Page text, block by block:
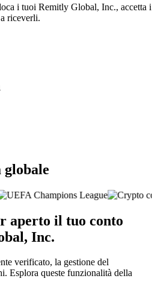
i tuoi Remitly Global, Inc., accetta i
riceverli.
globale
aperto il tuo conto
Inc.
verificato, la gestione del
Esplora queste funzionalità della